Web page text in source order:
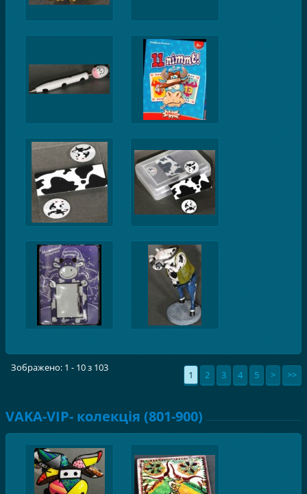
Зображено: 1 - 10 з 103
1 2 3 4 5 > >>
VAKA-VIP- колекція (801-900)